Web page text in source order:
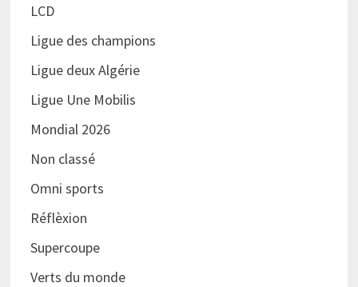
LCD
Ligue des champions
Ligue deux Algérie
Ligue Une Mobilis
Mondial 2026
Non classé
Omni sports
Réflèxion
Supercoupe
Verts du monde